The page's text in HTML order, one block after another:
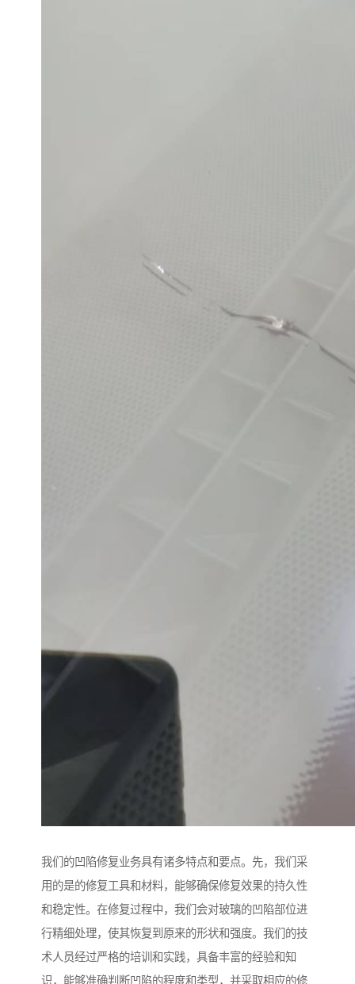
我们的凹陷修复业务具有诸多特点和要点。先，我们采
用的是的修复工具和材料，能够确保修复效果的持久性
和稳定性。在修复过程中，我们会对玻璃的凹陷部位进
行精细处理，使其恢复到原来的形状和强度。我们的技
术人员经过严格的培训和实践，具备丰富的经验和知
识，能够准确判断凹陷的程度和类型，并采取相应的修